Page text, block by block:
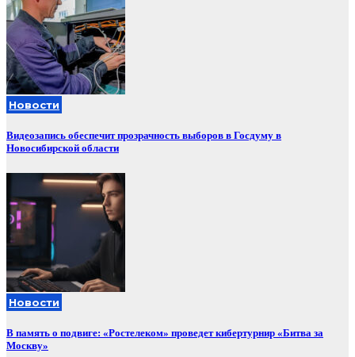
Новости
Видеозапись обеспечит прозрачность выборов в Госдуму в
Новосибирской области
Новости
В память о подвиге: «Ростелеком» проведет кибертурнир «Битва за
Москву»